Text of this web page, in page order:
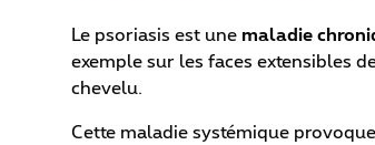
Le psoriasis est une maladie
exemple sur les faces extensibles
chevelu.
Cette maladie systémique